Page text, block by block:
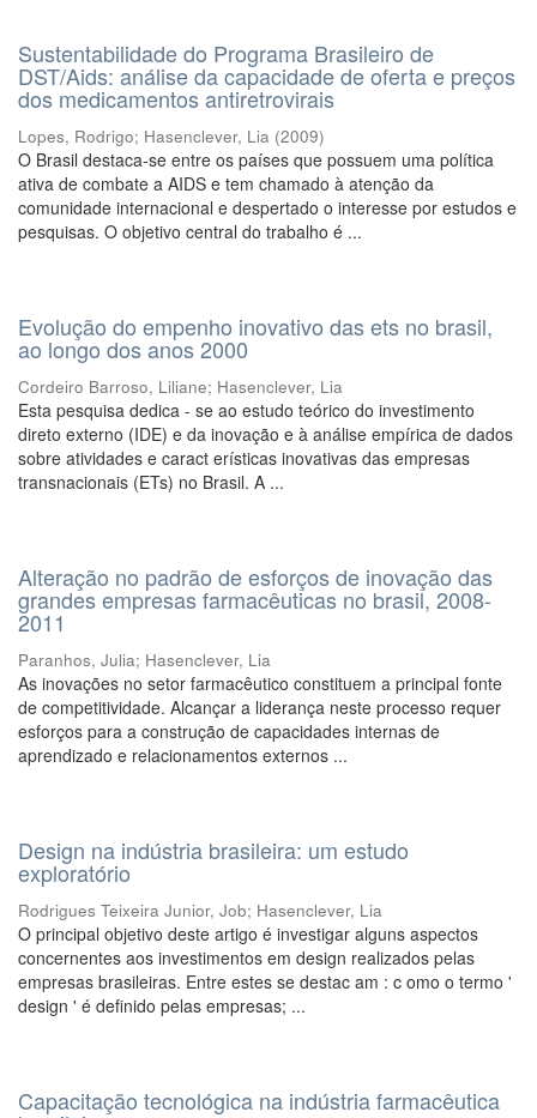
Sustentabilidade do Programa Brasileiro de
DST/Aids: análise da capacidade de oferta e preços
dos medicamentos antiretrovirais
Lopes, Rodrigo; Hasenclever, Lia (2009)
O Brasil destaca-se entre os países que possuem uma política
ativa de combate a AIDS e tem chamado à atenção da
comunidade internacional e despertado o interesse por estudos e
pesquisas. O objetivo central do trabalho é ...
Evolução do empenho inovativo das ets no brasil,
ao longo dos anos 2000
Cordeiro Barroso, Liliane; Hasenclever, Lia
Esta pesquisa dedica - se ao estudo teórico do investimento
direto externo (IDE) e da inovação e à análise empírica de dados
sobre atividades e caract erísticas inovativas das empresas
transnacionais (ETs) no Brasil. A ...
Alteração no padrão de esforços de inovação das
grandes empresas farmacêuticas no brasil, 2008-
2011
Paranhos, Julia; Hasenclever, Lia
As inovações no setor farmacêutico constituem a principal fonte
de competitividade. Alcançar a liderança neste processo requer
esforços para a construção de capacidades internas de
aprendizado e relacionamentos externos ...
Design na indústria brasileira: um estudo
exploratório
Rodrigues Teixeira Junior, Job; Hasenclever, Lia
O principal objetivo deste artigo é investigar alguns aspectos
concernentes aos investimentos em design realizados pelas
empresas brasileiras. Entre estes se destac am : c omo o termo '
design ' é definido pelas empresas; ...
Capacitação tecnológica na indústria farmacêutica